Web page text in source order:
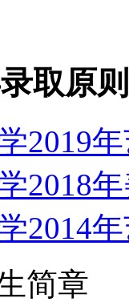
取原则
2019
2018
2014
简章